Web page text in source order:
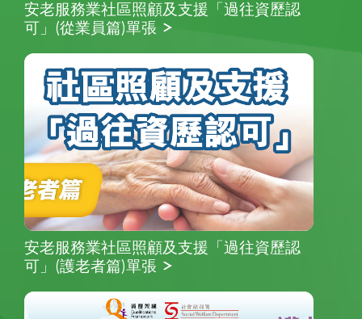
安老服務業社區照顧及支援「過往資歷認
可」(從業員篇)單張
安老服務業社區照顧及支援「過往資歷認
可」(護老者篇)單張